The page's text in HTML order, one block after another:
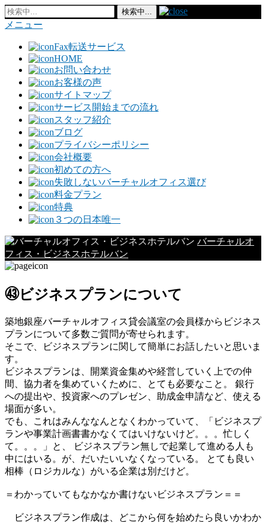
メニュー
Fax転送サービス
HOME
お問い合わせ
お客様の声
サイトマップ
サービス開始までの流れ
スタッフ紹介
ブログ
プライバシーポリシー
会社概要
初めての方へ
失敗しないバーチャルオフィス選び
料金プラン
特典
３つの日本唯一
バーチャルオ
フィス・ビジネスホテルバン
㊸ビジネスプランについて
築地銀座バーチャルオフィス貸会議室の会員様からビジネス
プランについて多数ご質問が寄せられます。
そこで、ビジネスプランに関して簡単にお話したいと思いま
す。
ビジネスプランは、開業資金集めや経営していく上での仲
間、協力者を集めていくために、とても必要なこと。 銀行
への提出や、投資家へのプレゼン、助成金申請など、使える
場面が多い。
でも、これはみんななんとなくわかっていて、「ビジネスプ
ランや事業計画書書かなくてはいけないけど。。。忙しく
て。。。」と、 ビジネスプラン無しで起業して進める人も
中にはいる。が、だいたいいなくなっている。 とても良い
相棒（ロジカルな）がいる企業は別だけど。
＝わかっていてもなかなか書けないビジネスプラン＝＝
ビジネスプラン作成は、どこから何を始めたら良いかわか